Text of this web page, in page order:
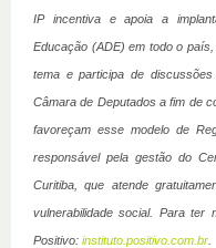
IP incentiva e apoia a
Educação (ADE) em todo o
tema e participa de
Câmara de Deputados a fim de
favoreçam esse modelo de
responsável pela gestão do
Curitiba, que atende
vulnerabilidade social. Para ter
Positivo: instituto.positivo.com.br